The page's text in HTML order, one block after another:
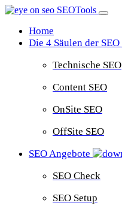
Home
Die 4 Säulen der SEO
Technische SEO
Content SEO
OnSite SEO
OffSite SEO
SEO Angebote
SEO Check
SEO Setup